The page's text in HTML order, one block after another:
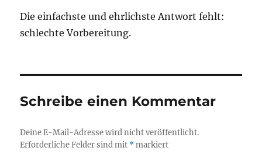
Die einfachste und ehrlichste Antwort fehlt:
schlechte Vorbereitung.
Schreibe einen Kommentar
Deine E-Mail-Adresse wird nicht veröffentlicht.
Erforderliche Felder sind mit *markiert